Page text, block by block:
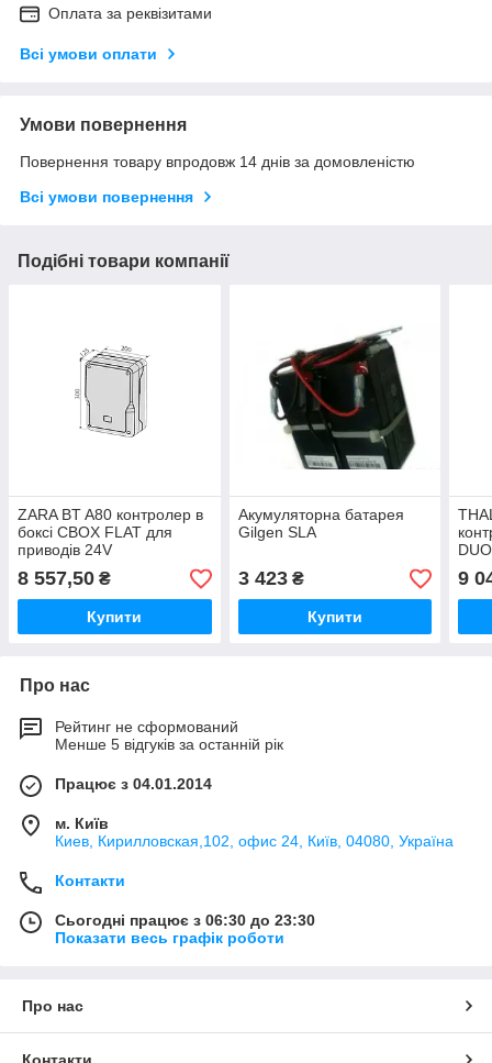
Оплата за реквізитами
Всі умови оплати
Умови повернення
Повернення товару впродовж 14 днів за домовленістю
Всі умови повернення
Подібні товари компанії
ZARA BT A80 контролер в
боксі CBOX FLAT для
приводів 24V
8 557,50 ₴
Купити
Акумуляторна батарея
Gilgen SLA
3 423₴
Купити
9
Про нас
Рейтинг не сформований
Менше 5 відгуків за останній рік
Працює з 04.01.2014
м. Київ
Киев, Кирилловская,102, офис 24, Київ, 04080, Україна
Контакти
Сьогодні працює з 06:30 до 23:30
Показати весь графік роботи
Про нас